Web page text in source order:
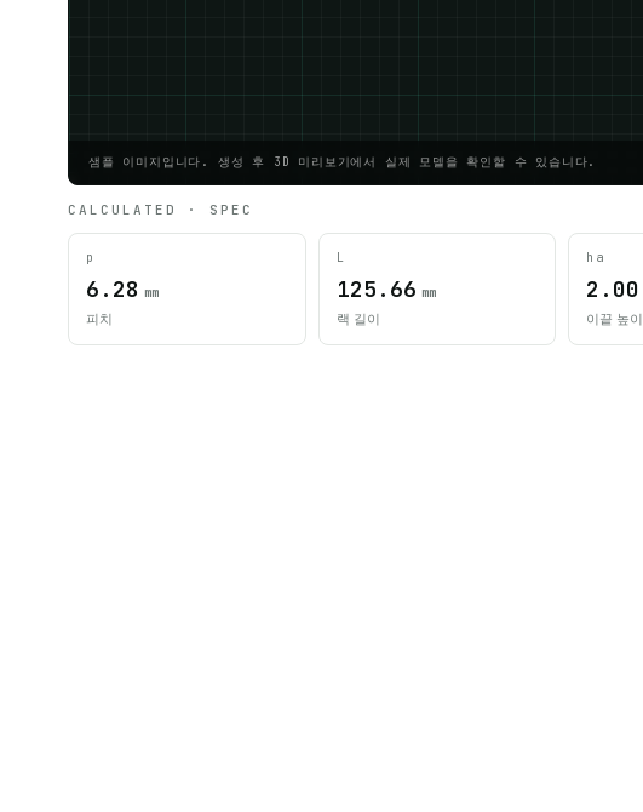
샘플 이미지입니다. 생성 후 3D 미리보기에서 실제 모델을 확인할 수 있습니다.
CALCULATED · SPEC
p
6.28 mm
피치
L
125.66 mm
랙 길이
ha
2.00
이끝 높이